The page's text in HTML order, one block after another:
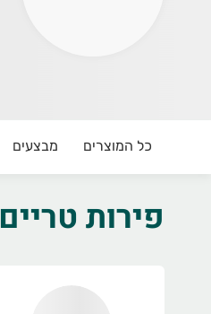
כל המוצרים מבצעים
פירות טריים